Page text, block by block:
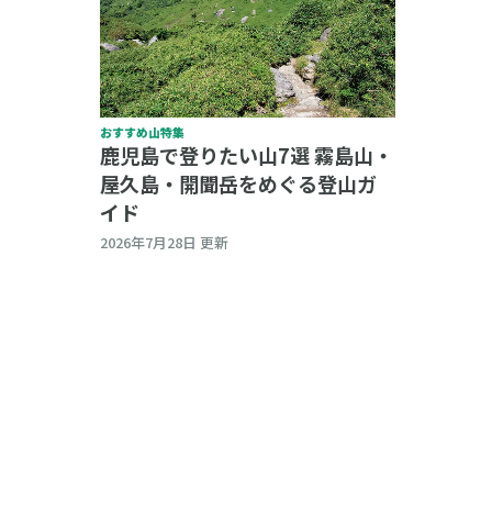
おすすめ山特集
鹿児島で登りたい山7選 霧島山・
屋久島・開聞岳をめぐる登山ガ
イド
2026年7月28日 更新